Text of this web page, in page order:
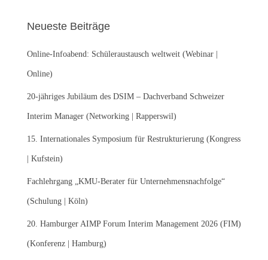
n
a
c
:
Neueste Beiträge
Online-Infoabend: Schüleraustausch weltweit (Webinar |
Online)
20-jähriges Jubiläum des DSIM – Dachverband Schweizer
Interim Manager (Networking | Rapperswil)
15. Internationales Symposium für Restrukturierung (Kongress
| Kufstein)
Fachlehrgang „KMU-Berater für Unternehmensnachfolge“
(Schulung | Köln)
20. Hamburger AIMP Forum Interim Management 2026 (FIM)
(Konferenz | Hamburg)